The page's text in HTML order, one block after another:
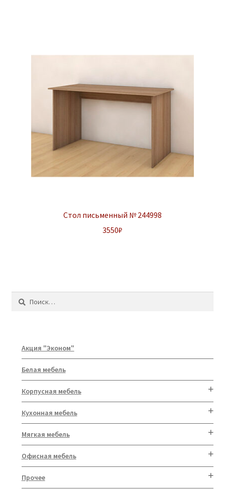
Стол письменный № 244998
3550₽
Найти:
Акция "Эконом"
Белая мебель
Корпусная мебель
Кухонная мебель
Мягкая мебель
Офисная мебель
Прочее